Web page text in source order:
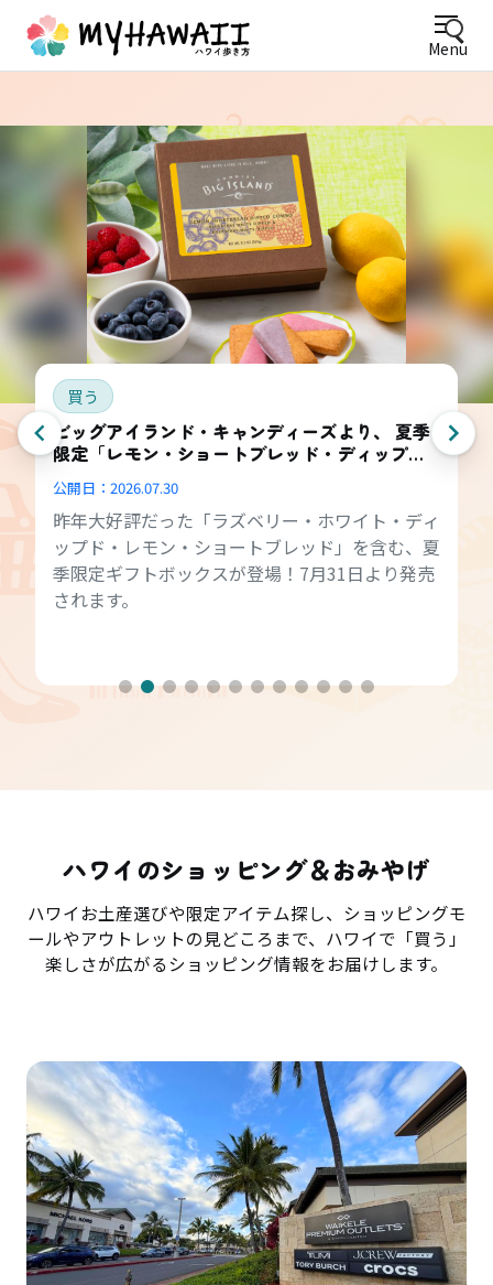
Menu
買う
ビッグアイランド・キャンディーズより、 夏季
限定「レモン・ショートブレッド・ディップ
公開日： 2026.07.30
昨年大好評だった「ラズベリー・ホワイト・ディ
ップド・レモン・ショートブレッド」を含む、夏
季限定ギフトボックスが登場！7月31日より発売
されます。
ハワイのショッピング＆おみやげ
ハワイお土産選びや限定アイテム探し、ショッピングモ
ールやアウトレットの見どころまで、ハワイで「買う」
楽しさが広がるショッピング情報をお届けします。